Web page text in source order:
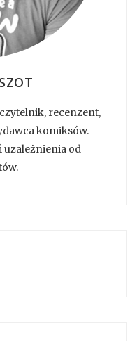
recenzent,
komiksów.
uzależnienia od